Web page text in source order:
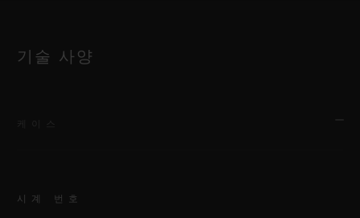
기술 사양
시계 번호